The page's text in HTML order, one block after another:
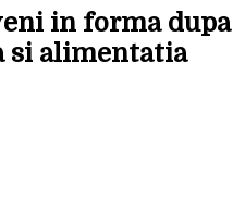
in forma dupa
si alimentatia